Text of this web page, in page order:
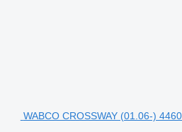
WABCO CROSSWAY (01.06-)